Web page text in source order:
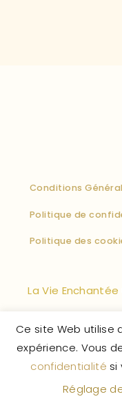
Conditions
Politique de
Politique des
La Vie Enchantée
Ce site Web utilise
expérience. Vous
confidentialité si
Réglage